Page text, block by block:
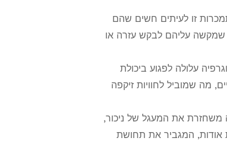
זו לעיתים חשים שהם
שמקשה עליהם לבקש עזרה או
עלולה לפגוע ביכולת
מה שמוביל לחוויות זיקפה
משחזרת את המעגל של ניכור,
אודות, המגביר את תחושת